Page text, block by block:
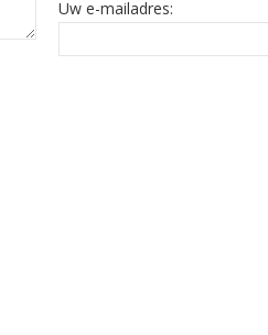
Uw e-mailadres: